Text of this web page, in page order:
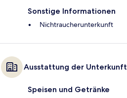
Sonstige Informationen
Nichtraucherunterkunft
Ausstattung der Unterkunft
Speisen und Getränke